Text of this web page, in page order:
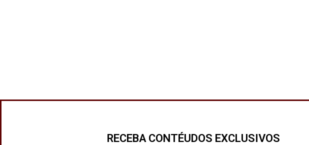
RECEBA CONTÉUDOS EXCLUSIVOS